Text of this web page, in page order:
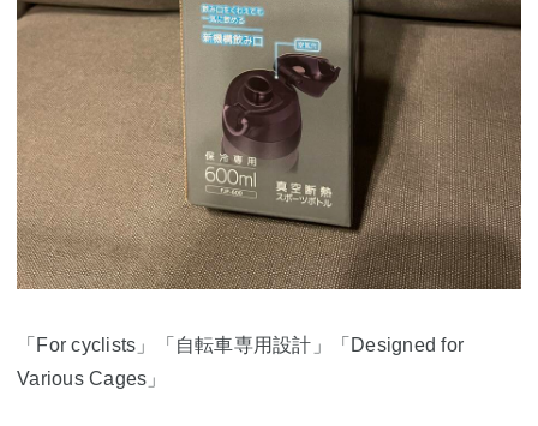
「For cyclists」「自転車専用設計」「Designed for
Various Cages」